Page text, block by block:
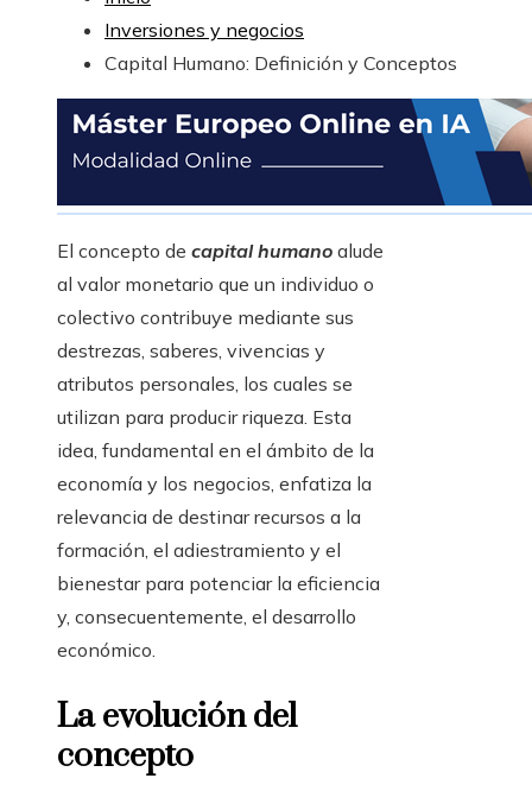
Inversiones y negocios
Capital Humano: Definición y Conceptos
El concepto de capital humano alude
al valor monetario que un individuo o
colectivo contribuye mediante sus
destrezas, saberes, vivencias y
atributos personales, los cuales se
utilizan para producir riqueza. Esta
idea, fundamental en el ámbito de la
economía y los negocios, enfatiza la
relevancia de destinar recursos a la
formación, el adiestramiento y el
bienestar para potenciar la eficiencia
y, consecuentemente, el desarrollo
económico.
La evolución del
concepto